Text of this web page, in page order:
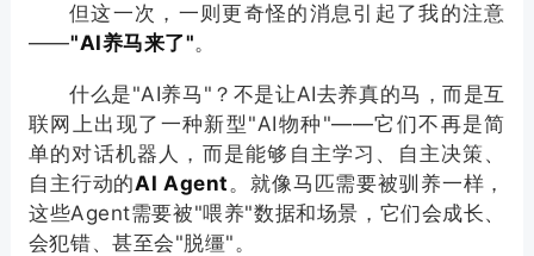
但这一次，一则更奇怪的消息引起了我的注意
——"AI养马来了"。
什么是"AI养马"？不是让AI去养真的马，而是互
联网上出现了一种新型"AI物种"——它们不再是简
单的对话机器人，而是能够自主学习、自主决策、
自主行动的AI Agent。就像马匹需要被驯养一样，
这些Agent需要被"喂养"数据和场景，它们会成长、
会犯错、甚至会"脱缰"。